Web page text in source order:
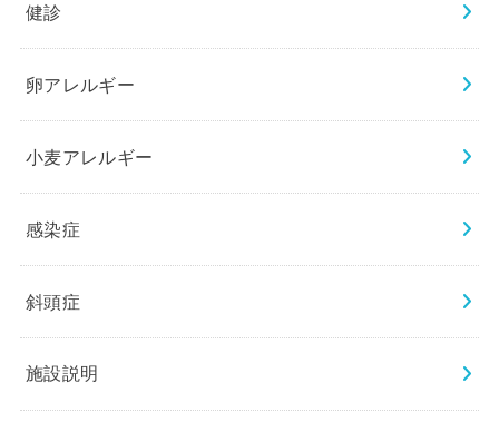
健診
卵アレルギー
小麦アレルギー
感染症
斜頭症
施設説明